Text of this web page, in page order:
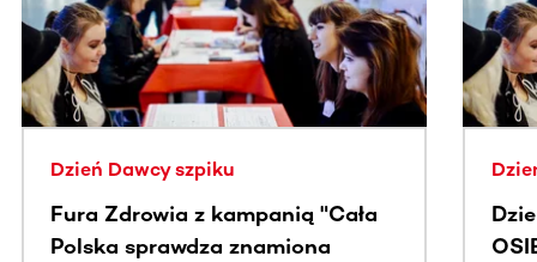
Dzień Dawcy szpiku
Fura Zdrowia z kampanią "Cała
Polska sprawdza znamiona